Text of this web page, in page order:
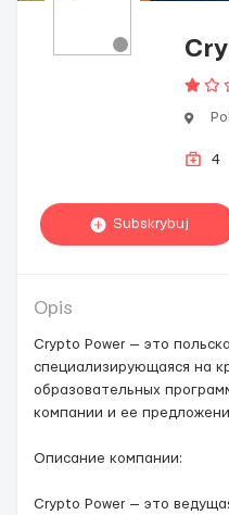
4
Subskrybuj
Opis
Crypto Power — это
специализирующаяся на
образовательных
компании и ее
Описание компании:
Crypto Power — это